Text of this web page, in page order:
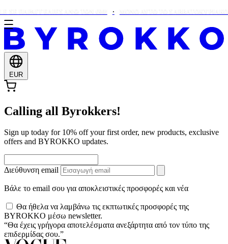
EUR
Calling all Byrokkers!
Sign up today for 10% off your first order, new products, exclusive
offers and BYROKKO updates.
Διεύθυνση email
Βάλε το email σου για αποκλειστικές προσφορές και νέα
Θα ήθελα να λαμβάνω τις εκπτωτικές προσφορές της
BYROKKO μέσω newsletter.
“Θα έχεις γρήγορα αποτελέσματα ανεξάρτητα από τον τύπο της
επιδερμίδας σου.”